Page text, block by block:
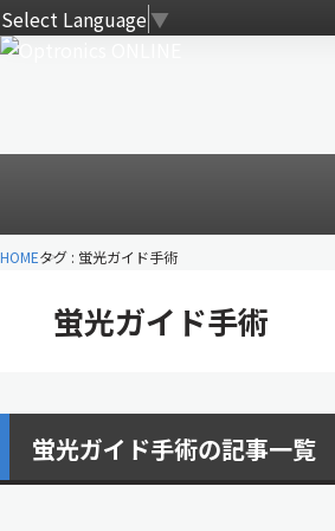
Select Language▼
HOMEタグ : 蛍光ガイド手術
蛍光ガイド手術
蛍光ガイド手術の記事一覧